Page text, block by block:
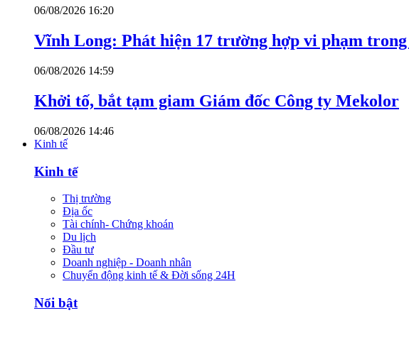
06/08/2026 16:20
Vĩnh Long: Phát hiện 17 trường hợp vi phạm
06/08/2026 14:59
Khởi tố, bắt tạm giam Giám đốc Công ty Mekolor
06/08/2026 14:46
Kinh tế
Kinh tế
Thị trường
Địa ốc
Tài chính- Chứng khoán
Du lịch
Đầu tư
Doanh nghiệp - Doanh nhân
Chuyển động kinh tế & Đời sống 24H
Nổi bật